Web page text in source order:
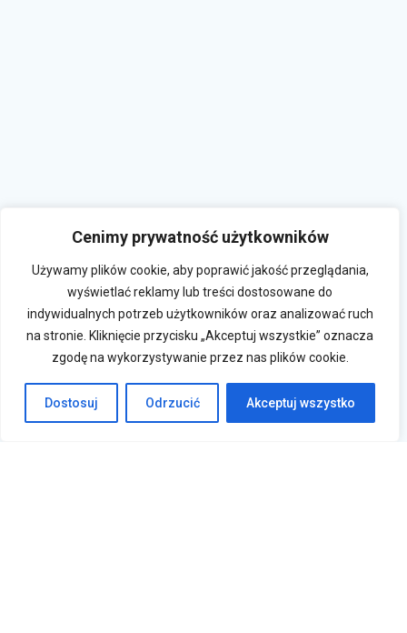
Cenimy prywatność użytkowników
Używamy plików cookie, aby poprawić jakość przeglądania,
wyświetlać reklamy lub treści dostosowane do
indywidualnych potrzeb użytkowników oraz analizować ruch
na stronie. Kliknięcie przycisku „Akceptuj wszystkie” oznacza
zgodę na wykorzystywanie przez nas plików cookie.
Dostosuj Odrzucić Akceptuj wszystko